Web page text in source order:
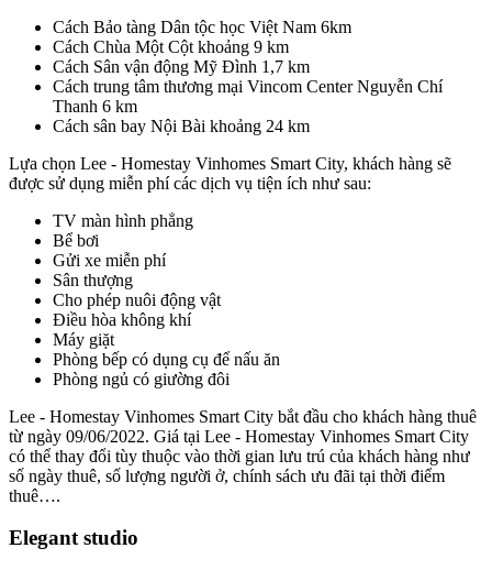
Cách Bảo tàng Dân tộc học Việt Nam 6km
Cách Chùa Một Cột khoảng 9 km
Cách Sân vận động Mỹ Đình 1,7 km
Cách trung tâm thương mại Vincom Center Nguyễn Chí
Thanh 6 km
Cách sân bay Nội Bài khoảng 24 km
Lựa chọn Lee - Homestay Vinhomes Smart City, khách hàng sẽ
được sử dụng miễn phí các dịch vụ tiện ích như sau:
TV màn hình phẳng
Bể bơi
Gửi xe miễn phí
Sân thượng
Cho phép nuôi động vật
Điều hòa không khí
Máy giặt
Phòng bếp có dụng cụ để nấu ăn
Phòng ngủ có giường đôi
Lee - Homestay Vinhomes Smart City bắt đầu cho khách hàng thuê
từ ngày 09/06/2022. Giá tại Lee - Homestay Vinhomes Smart City
có thể thay đổi tùy thuộc vào thời gian lưu trú của khách hàng như
số ngày thuê, số lượng người ở, chính sách ưu đãi tại thời điểm
thuê….
Elegant studio